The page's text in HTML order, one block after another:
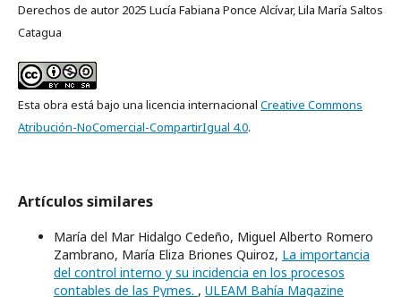
Derechos de autor 2025 Lucía Fabiana Ponce Alcívar, Lila María Saltos
Catagua
Esta obra está bajo una licencia internacional Creative Commons
Atribución-NoComercial-CompartirIgual 4.0.
Artículos similares
María del Mar Hidalgo Cedeño, Miguel Alberto Romero
Zambrano, María Eliza Briones Quiroz, La importancia
del control interno y su incidencia en los procesos
contables de las Pymes. , ULEAM Bahía Magazine